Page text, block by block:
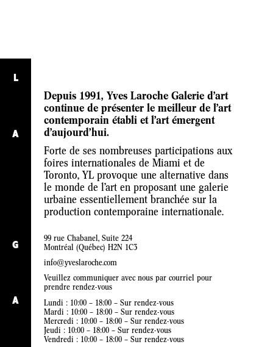
L
A
G
A
Depuis 1991, Yves Laroche Galerie d’art
continue de présenter le meilleur de l’art
contemporain établi et l’art émergent
d’aujourd’hui.
Forte de ses nombreuses participations aux
foires internationales de Miami et de
Toronto, YL provoque une alternative dans
le monde de l’art en proposant une galerie
urbaine essentiellement branchée sur la
production contemporaine internationale.
99 rue Chabanel, Suite 224
Montréal (Québec) H2N 1C3
info@yveslaroche.com
Veuillez communiquer avec nous par courriel pour
prendre rendez-vous
Lundi : 10:00 – 18:00 – Sur rendez-vous
Mardi : 10:00 – 18:00 – Sur rendez-vous
Mercredi : 10:00 – 18:00 – Sur rendez-vous
Jeudi : 10:00 – 18:00 – Sur rendez-vous
Vendredi : 10:00 – 18:00 – Sur rendez-vous